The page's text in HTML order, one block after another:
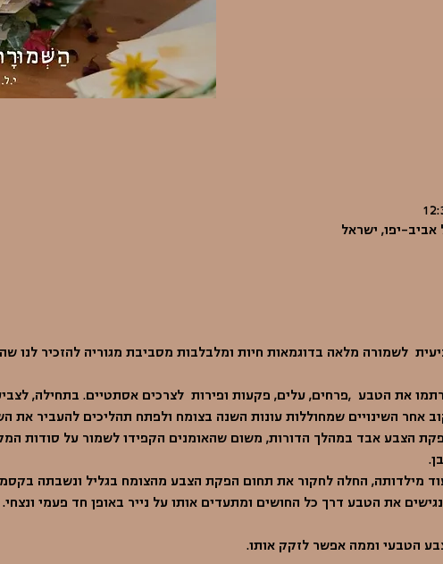
לשמורה מלאה בדוגמאות חיות ומלבלבות מסביבת מגוריה להזכיר לנו
את הטבע  ,פרחים, עלים, פקעות ופירות  לצרכים אסתטיים. בתחילה,
אחר השינויים שמחוללות עונות השנה בצומח ולפתח תהליכים להעביר את
הצבע אבד במהלך הדורות, משום שהאומנים הקפידו לשמור על סודות
מילדותה, החלה לחקור את תחום הפקת הצבע מהצומח בגליל ונשבתה
את הטבע דרך כל החושים ומתעדים אותו על נייר באופן חד פעמי ונצחי.
הטבעי וממה אפשר לזקק אותו.